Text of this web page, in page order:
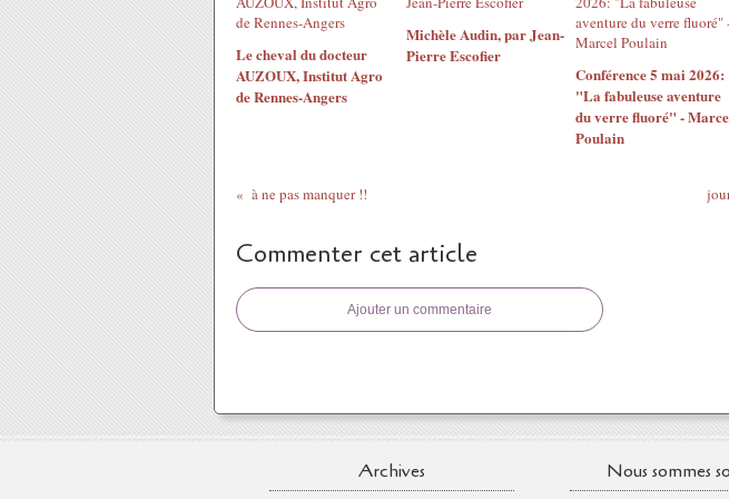
Le cheval du docteur
AUZOUX, Institut Agro
de Rennes-Angers
Michèle Audin, par Jean-
Pierre Escofier
Conférence 5 mai 2026:
"La fabuleuse aventure
du verre fluoré" -
Poulain
à ne pas manquer !!
Commenter cet article
Ajouter un commentaire
Archives Nous sommes